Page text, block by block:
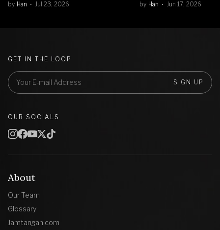
by Han Jul 23, 2026
by Han Jun 17, 2026
About
Our Team
Glossary
Jamtangan.com
GET IN THE LOOP
SIGN UP
OUR SOCIALS